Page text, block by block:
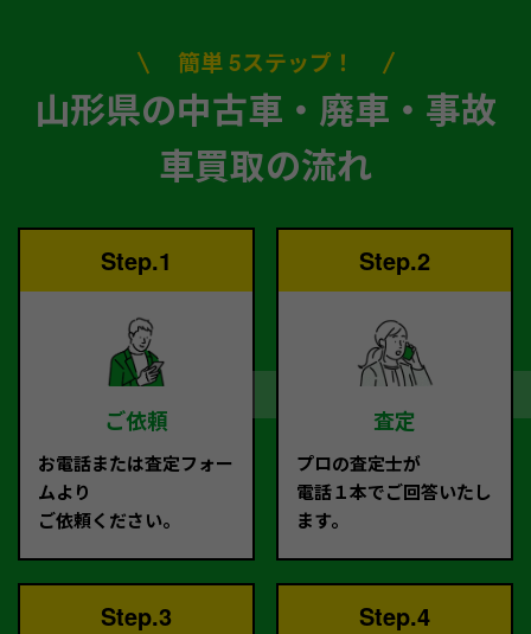
簡単 5ステップ！
山形県の中古車・廃車・事故
車買取の流れ
Step.1
ご依頼
お電話または査定フォー
ムより
ご依頼ください。
Step.2
査定
プロの査定士が
電話１本でご回答いたし
ます。
Step.3 Step.4